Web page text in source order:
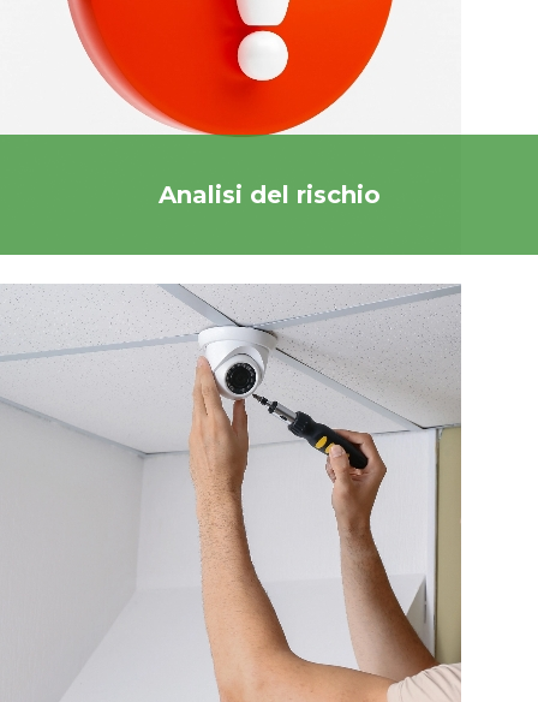
Analisi del rischio